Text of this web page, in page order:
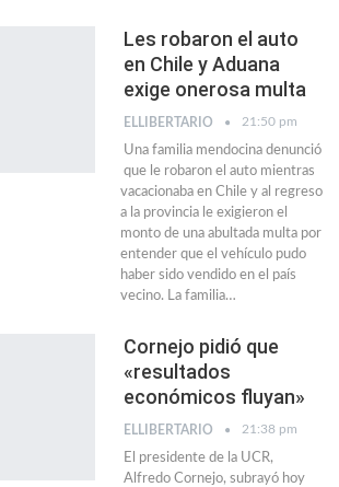
Les robaron el auto
en Chile y Aduana
exige onerosa multa
ELLIBERTARIO 21:50 pm
Una familia mendocina denunció
que le robaron el auto mientras
vacacionaba en Chile y al regreso
a la provincia le exigieron el
monto de una abultada multa por
entender que el vehículo pudo
haber sido vendido en el país
vecino. La familia…
Cornejo pidió que
«resultados
económicos fluyan»
ELLIBERTARIO 21:38 pm
El presidente de la UCR,
Alfredo Cornejo, subrayó hoy